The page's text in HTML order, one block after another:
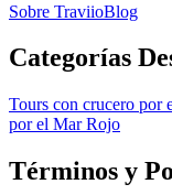
Sobre TraviioBlog
Categorías
Tours con crucero por
por el Mar Rojo
Términos y